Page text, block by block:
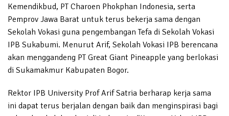
Kemendikbud, PT Charoen Phokphan Indonesia, serta
Pemprov Jawa Barat untuk terus bekerja sama dengan
Sekolah Vokasi guna pengembangan Tefa di Sekolah Vokasi
IPB Sukabumi. Menurut Arif, Sekolah Vokasi IPB berencana
akan menggandeng PT Great Giant Pineapple yang berlokasi
di Sukamakmur Kabupaten Bogor.
Rektor IPB University Prof Arif Satria berharap kerja sama
ini dapat terus berjalan dengan baik dan menginspirasi bagi